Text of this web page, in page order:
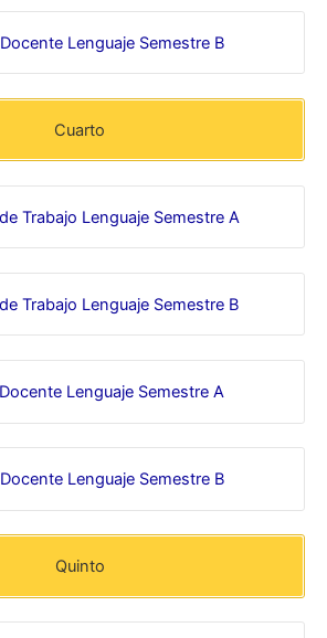
Lenguaje Semestre B
Cuarto
Trabajo Lenguaje Semestre A
Trabajo Lenguaje Semestre B
Lenguaje Semestre A
Lenguaje Semestre B
Quinto